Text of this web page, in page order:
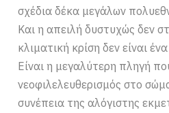
σχέδια δέκα μεγάλων
Και η απειλή δυστυχώς δεν
κλιματική κρίση δεν είναι
Είναι η μεγαλύτερη πληγή
νεοφιλελευθερισμός στο
συνέπεια της αλόγιστης